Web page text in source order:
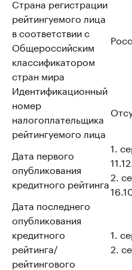
Страна регистрации
рейтингуемого лица
в соответствии с
Общероссийским
классификатором
стран мира
Идентификационный
номер
налогоплательщика
рейтингуемого лица
Дата первого
опубликования
кредитного рейтинга
1.
2.
Дата последнего
опубликования
кредитного
рейтинга/
рейтингового
1.
2.